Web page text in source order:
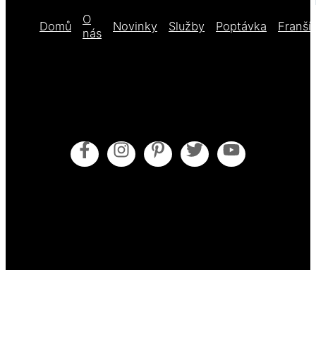
Domů
O
nás
Novinky Služby Poptávka